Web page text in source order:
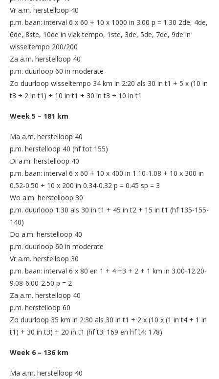
Vr a.m. herstelloop 40
p.m. baan: interval 6 x 60 + 10 x 1000 in 3.00 p = 1.30 2de, 4de,
6de, 8ste, 10de in vlak tempo, 1ste, 3de, 5de, 7de, 9de in
wisseltempo 200/200
Za a.m. herstelloop 40
p.m. duurloop 60 in moderate
Zo duurloop wisseltempo 34 km in 2:20 als 30 in t1 + 5 x (10 in
t3 + 2 in t1) + 10 in t1 + 30 in t3 + 10 in t1
Week 5 – 181 km
Ma a.m. herstelloop 40
p.m. herstelloop 40 (hf tot 155)
Di a.m. herstelloop 40
p.m. baan: interval 6 x 60 + 10 x 400 in 1.10-1.08 + 10 x 300 in
0.52-0.50 + 10 x 200 in 0.34-0.32 p = 0.45 sp = 3
Wo a.m. herstelloop 30
p.m. duurloop 1:30 als 30 in t1 + 45 in t2 + 15 in t1 (hf 135-155-
140)
Do a.m. herstelloop 40
p.m. duurloop 60 in moderate
Vr a.m. herstelloop 30
p.m. baan: interval 6 x 80 en 1 + 4 +3 + 2 + 1 km in 3.00-12.20-
9.08-6.00-2.50 p = 2
Za a.m. herstelloop 40
p.m. herstelloop 60
Zo duurloop 35 km in 2:30 als 30 in t1 + 2 x (10 x (1 in t4 + 1 in
t1) + 30 in t3) + 20 in t1 (hf t3: 169 en hf t4: 178)
Week 6 – 136 km
Ma a.m. herstelloop 40